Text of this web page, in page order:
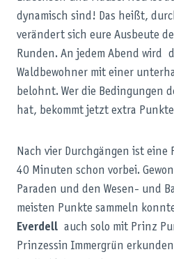
dynamisch sind! Das heißt,
verändert sich eure Ausbeute
Runden. An jedem Abend wird
Waldbewohner mit einer
belohnt. Wer die Bedingungen
hat, bekommt jetzt extra
Nach vier Durchgängen ist eine
40 Minuten schon vorbei.
Paraden und den Wesen- und
meisten Punkte sammeln
Everdell auch solo mit Prinz
Prinzessin Immergrün